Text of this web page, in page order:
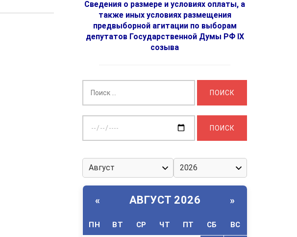
Сведения о размере и условиях оплаты, а
также иных условиях размещения
предвыборной агитации по выборам
депутатов Государственной Думы РФ IX
созыва
дату:
« АВГУСТ 2026 »
ПН ВТ СР ЧТ ПТ СБ ВС